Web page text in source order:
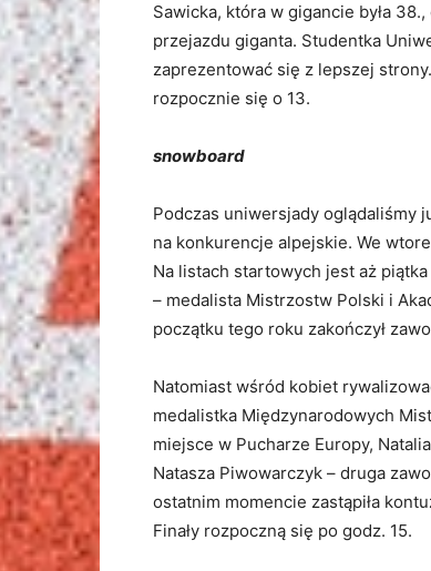
Sawicka, która w gigancie była
przejazdu giganta. Studentka
zaprezentować się z lepszej
rozpocznie się o 13.
snowboard
Podczas uniwersjady oglądaliśmy
na konkurencje alpejskie. We
Na listach startowych jest aż
– medalista Mistrzostw Polski i
początku tego roku zakończył
Natomiast wśród kobiet
medalistka Międzynarodowych
miejsce w Pucharze Europy,
Natasza Piwowarczyk – druga
ostatnim momencie zastąpiła
Finały rozpoczną się po godz. 15.